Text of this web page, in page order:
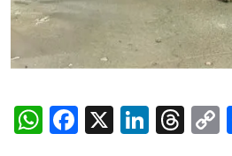
WhatsApp
Facebook
X